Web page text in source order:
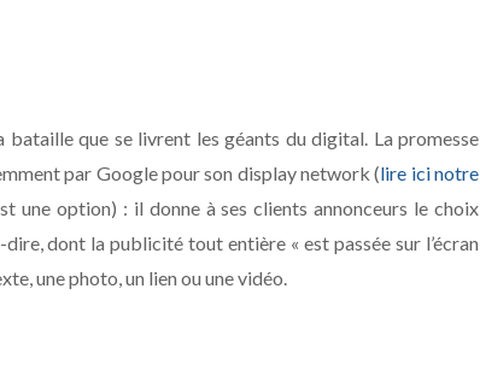
que se livrent les géants du digital. La promesse
par Google pour son display network (lire ici notre
une option) : il donne à ses clients annonceurs le choix
dont la publicité tout entière « est passée sur l’écran
une photo, un lien ou une vidéo.